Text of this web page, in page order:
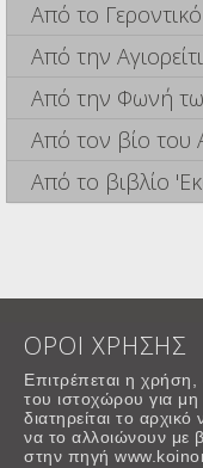
Από το Γεροντικό
Από την
Από την Φωνή
Από τον βίο του
Από το βιβλίο
ΟΡΟΙ ΧΡΗΣΗΣ
Επιτρέπεται η
του ιστοχώρου για
διατηρείται το
να το αλλοιώνουν με
στην πηγή